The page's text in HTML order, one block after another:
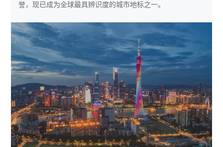
誉，现已成为全球最具辨识度的城市地标之一。